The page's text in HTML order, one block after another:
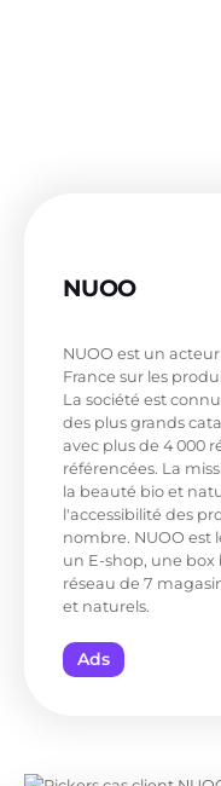
NUOO
NUOO est un
France sur les
La société est
des plus grands
avec plus de 4 000
référencées. La
la beauté bio et
l'accessibilité des
nombre. NUOO est
un E-shop, une
réseau de 7
et naturels.
Ads